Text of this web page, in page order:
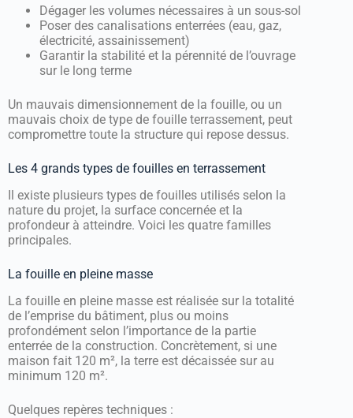
Dégager les volumes nécessaires à un sous-sol
Poser des canalisations enterrées (eau, gaz,
électricité, assainissement)
Garantir la stabilité et la pérennité de l’ouvrage
sur le long terme
Un mauvais dimensionnement de la fouille, ou un
mauvais choix de type de fouille terrassement, peut
compromettre toute la structure qui repose dessus.
Les 4 grands types de fouilles en terrassement
Il existe plusieurs types de fouilles utilisés selon la
nature du projet, la surface concernée et la
profondeur à atteindre. Voici les quatre familles
principales.
La fouille en pleine masse
La fouille en pleine masse est réalisée sur la totalité
de l’emprise du bâtiment, plus ou moins
profondément selon l’importance de la partie
enterrée de la construction. Concrètement, si une
maison fait 120 m², la terre est décaissée sur au
minimum 120 m².
Quelques repères techniques :